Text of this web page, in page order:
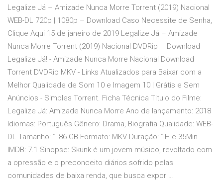
Legalize Já – Amizade Nunca Morre Torrent (2019) Nacional
WEB-DL 720p | 1080p – Download Caso Necessite de Senha,
Clique Aqui 15 de janeiro de 2019 Legalize Já – Amizade
Nunca Morre Torrent (2019) Nacional DVDRip – Download
Legalize Já! - Amizade Nunca Morre Nacional Download
Torrent DVDRip MKV - Links Atualizados para Baixar com a
Melhor Qualidade de Som 10 e Imagem 10 | Grátis e Sem
Anúncios - Simples Torrent. Ficha Técnica Titulo do Filme:
Legalize Já: Amizade Nunca Morre Ano de lançamento: 2018
Idiomas: Português Gênero: Drama, Biografia Qualidade: WEB-
DL Tamanho: 1.86 GB Formato: MKV Duração: 1H e 35Min
IMDB: 7.1 Sinopse: Skunk é um jovem músico, revoltado com
a opressão e o preconceito diários sofrido pelas
comunidades de baixa renda, que busca expor …